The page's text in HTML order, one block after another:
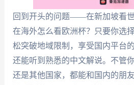
回到开头的问题——在新加坡看世
在海外怎么看欧洲杯？只要你选
松突破地域限制，享受国内平台
还能听到熟悉的中文解说。不管
还是其他国家，都能和国内的朋